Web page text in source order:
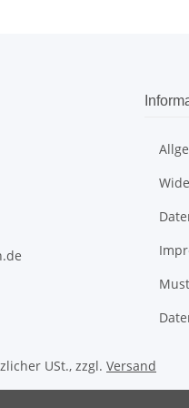
USt., zzgl. Versand